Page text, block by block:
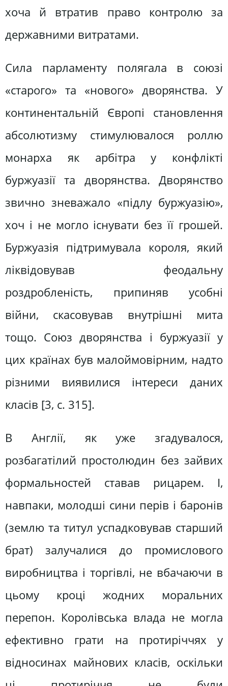
хоча й втратив право контролю за
державними витратами.
Сила парламенту полягала в союзі
«старого» та «нового» дворян­ства. У
континентальній Європі становлення
абсолютизму стимулю­валося роллю
монарха як арбітра у конфлікті
буржуазії та дворянства. Дворянство
звично зневажало «підлу буржуазію»,
хоч і не могло існувати без її грошей.
Буржуазія підтримувала короля, який
лікві­довував феодальну
роздробленість, припиняв усобні
війни, скасовував внутрішні мита
тощо. Союз дворянства і буржуазії у
цих країнах був малоймовірним, надто
різними виявилися інтереси даних
класів [3, c. 315].
В Англії, як уже згадувалося,
розбагатілий простолюдин без зайвих
формальностей ставав рицарем. І,
навпаки, молодші сини перів і баронів
(землю та титул успадковував старший
брат) залучалися до промислового
виробництва і торгівлі, не вбачаючи в
цьому кроці жодних моральних
перепон. Королівська влада не могла
ефективно грати на протиріччях у
відносинах майнових класів, оскільки